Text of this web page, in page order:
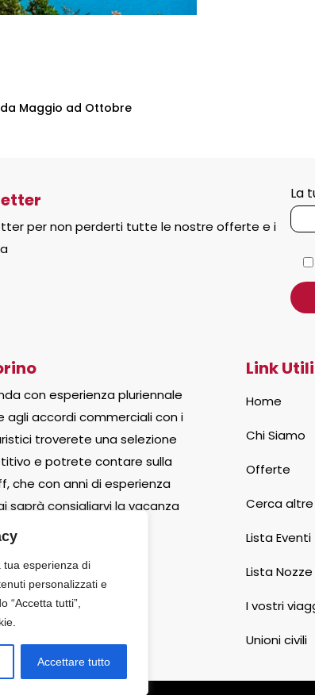
tua esperienza di
personalizzati e
“Accetta tutti”,
Accettare tutto
da Maggio ad Ottobre
con esperienza pluriennale
agli accordi commerciali con i
troverete una selezione
e potrete contare sulla
che con anni di esperienza
saprà consigliarvi la vacanza
Link Utili
Home
Chi Siamo
Offerte
Cerca
Lista Eventi
Lista Nozze
I vostri
Unioni civili
per non perderti tutte le nostre offerte e i
La